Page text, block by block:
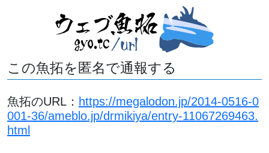
この魚拓を匿名で通報する
魚拓のURL： https://megalodon.jp/2014-0516-0
001-36/ameblo.jp/drmikiya/entry-11067269463.
html